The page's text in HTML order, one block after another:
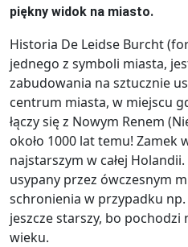
piękny widok na miasto.
Historia De Leidse Burcht
jednego z symboli miasta,
zabudowania na sztucznie
centrum miasta, w miejscu
łączy się z Nowym Renem
około 1000 lat temu! Zamek
najstarszym w całej
usypany przez ówczesnym
schronienia w przypadku
jeszcze starszy, bo
wieku.